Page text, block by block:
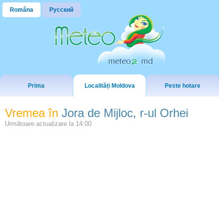
Româna Русский
Prima Localități Moldova Peste hotare
Vremea în Jora de Mijloc, r-ul Orhei
Următoare actualizare la 14:00